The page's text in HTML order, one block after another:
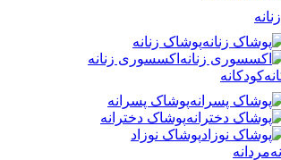
زنانه
پوشاک زنانه
اکسسوری زنانه
کودکانه
پوشاک پسرانه
پوشاک دخترانه
پوشاک نوزاد
مردانه